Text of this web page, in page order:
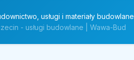
usługi i materiały budowlane
- usługi budowlane | Wawa-Bud